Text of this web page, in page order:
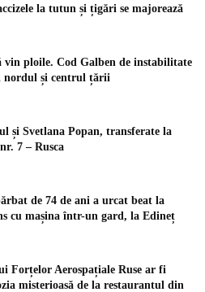
la tutun și țigări se majorează
vin ploile. Cod Galben de instabilitate
nordul și centrul țării
și Svetlana Popan, transferate la
7 – Rusca
de 74 de ani a urcat beat la
cu mașina într-un gard, la Edineț
Forțelor Aerospațiale Ruse ar fi
misterioasă de la restaurantul din